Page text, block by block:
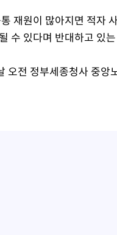
재원이 많아지면 적자
수 있다며 반대하고 있
오전 정부세종청사 중